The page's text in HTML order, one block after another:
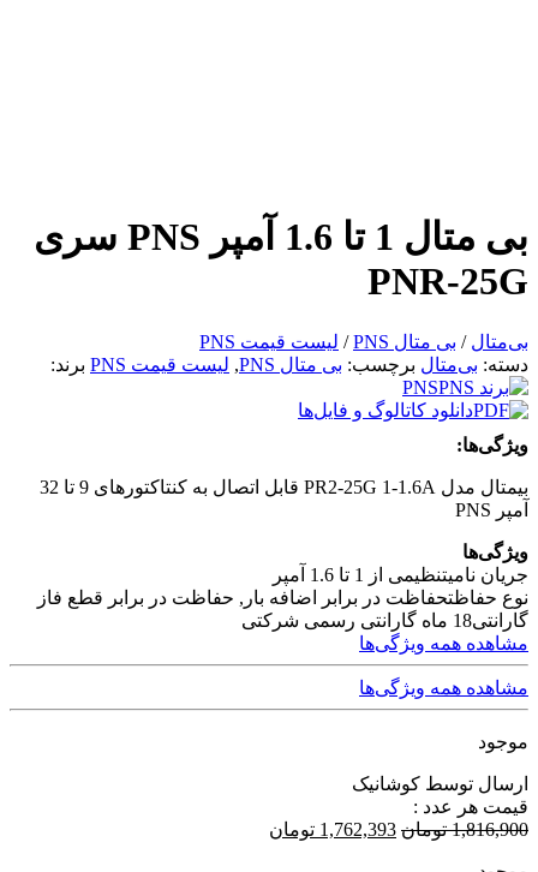
بی متال 1 تا 1.6 آمپر PNS سری
PNR-25G
بی‌متال / بی متال PNS / لیست قیمت PNS
دسته: بی‌متال برچسب: بی متال PNS , لیست قیمت PNS
برند:
PNS
دانلود کاتالوگ و فایل‌ها
ویژگی‌ها:
بیمتال مدل PR2-25G 1-1.6A قابل اتصال به کنتاکتورهای 9 تا 32
آمپر PNS
ویژگی‌ها
جریان نامیتنظیمی از 1 تا 1.6 آمپر
نوع حفاظتحفاظت در برابر اضافه بار, حفاظت در برابر قطع فاز
گارانتی18 ماه گارانتی رسمی شرکتی
مشاهده همه ویژگی‌ها
مشاهده همه ویژگی‌ها
موجود
ارسال توسط کوشانیک
قیمت هر عدد :
1,816,900 تومان 1,762,393 تومان